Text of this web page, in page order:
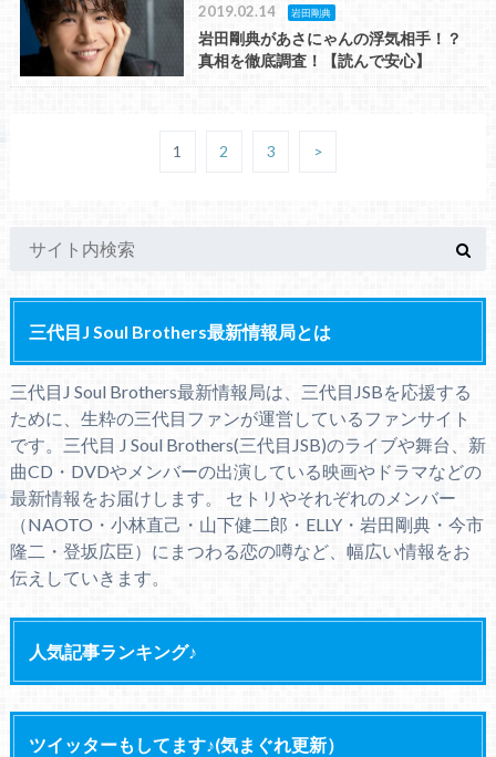
2019.02.14 岩田剛典
岩田剛典があさにゃんの浮気相手！？
真相を徹底調査！【読んで安心】
1 2 3 >
三代目J Soul Brothers最新情報局とは
三代目J Soul Brothers最新情報局は、三代目JSBを応援する
ために、生粋の三代目ファンが運営しているファンサイト
です。三代目 J Soul Brothers(三代目JSB)のライブや舞台、新
曲CD・DVDやメンバーの出演している映画やドラマなどの
最新情報をお届けします。 セトリやそれぞれのメンバー
（NAOTO・小林直己・山下健二郎・ELLY・岩田剛典・今市
隆二・登坂広臣）にまつわる恋の噂など、幅広い情報をお
伝えしていきます。
人気記事ランキング♪
ツイッターもしてます♪(気まぐれ更新）